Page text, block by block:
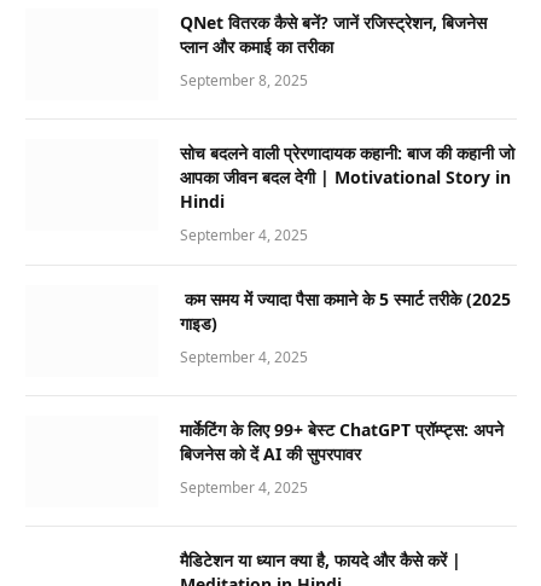
QNet वितरक कैसे बनें? जानें रजिस्ट्रेशन, बिजनेस
प्लान और कमाई का तरीका
September 8, 2025
सोच बदलने वाली प्रेरणादायक कहानी: बाज की कहानी जो
आपका जीवन बदल देगी | Motivational Story in
Hindi
September 4, 2025
कम समय में ज्यादा पैसा कमाने के 5 स्मार्ट तरीके (2025
गाइड)
September 4, 2025
मार्केटिंग के लिए 99+ बेस्ट ChatGPT प्रॉम्प्ट्स: अपने
बिजनेस को दें AI की सुपरपावर
September 4, 2025
मैडिटेशन या ध्यान क्या है, फायदे और कैसे करें |